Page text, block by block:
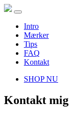
Intro(current)
Mærker
Tips
FAQ
Kontakt
SHOP NU
Kontakt mig